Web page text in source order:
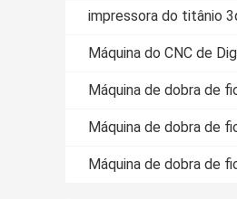
impressora do titânio
Máquina do CNC de
Máquina de dobra de
Máquina de dobra de
Máquina de dobra de